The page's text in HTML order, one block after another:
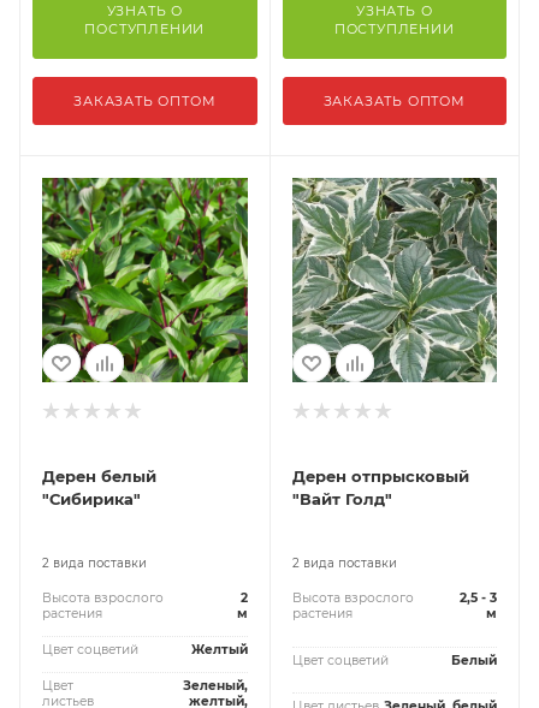
УЗНАТЬ О
ПОСТУПЛЕНИИ
ЗАКАЗАТЬ ОПТОМ
УЗНАТЬ О
ПОСТУПЛЕНИИ
ЗАКАЗАТЬ ОПТОМ
Дерен белый
"Сибирика"
2 вида поставки
Высота взрослого
растения
2
м
Цвет соцветий Желтый
Цвет
листьев
Зеленый,
желтый,
Дерен отпрысковый
"Вайт Голд"
2 вида поставки
Высота взрослого
растения
2,5 - 3
м
Цвет соцветий Белый